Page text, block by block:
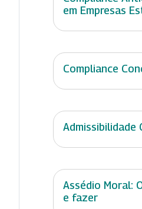
em Empresas
Compliance
Admissibilidade
Assédio Moral:
e fazer